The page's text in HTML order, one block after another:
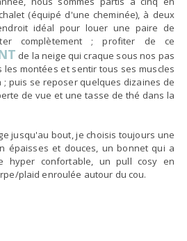
(équipé d'une cheminée), à deux
idéal pour louer une paire de
complètement ; profiter de ce
de la neige qui craque sous nos pas
les montées et sentir tous ses muscles
; puis se reposer quelques dizaines de
de vue et une tasse de thé dans la
jusqu'au bout, je choisis toujours une
épaisses et douces, un bonnet qui a
hyper confortable, un pull cosy en
plaid enroulée autour du cou.